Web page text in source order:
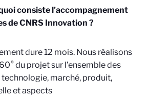
consiste l’accompagnement
de CNRS Innovation ?
dure 12 mois. Nous réalisons
du projet sur l’ensemble des
marché, produit,
et aspects